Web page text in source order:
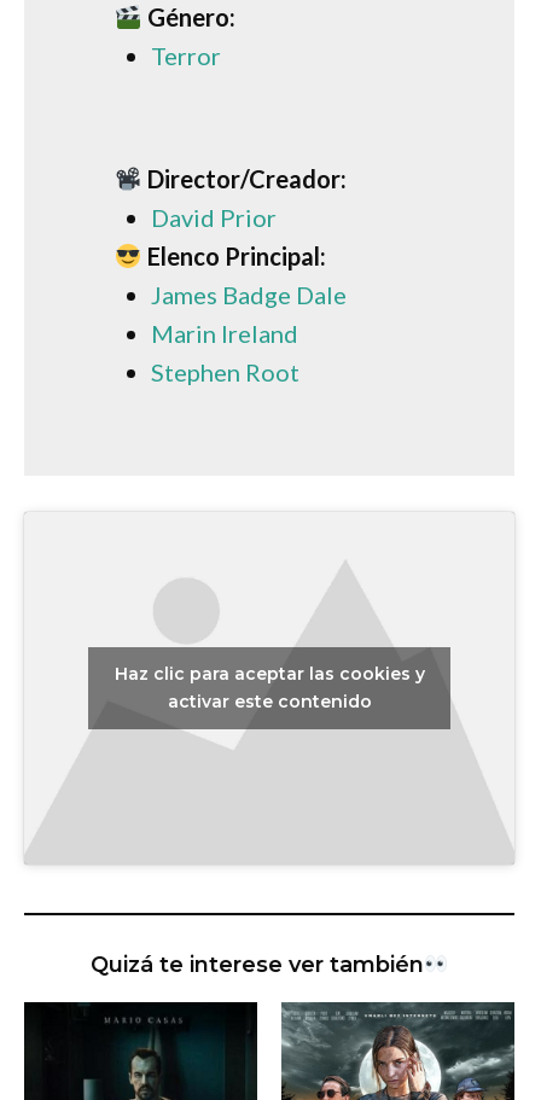
Género:
Terror
Director/Creador:
David Prior
Elenco Principal:
James Badge Dale
Marin Ireland
Stephen Root
Haz clic para aceptar las cookies y
activar este contenido
Quizá te interese ver también